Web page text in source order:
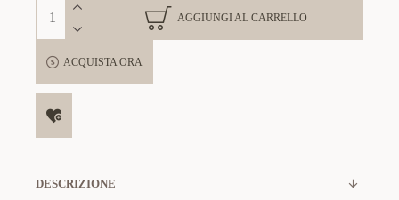
AGGIUNGI AL CARRELLO
ACQUISTA ORA
DESCRIZIONE